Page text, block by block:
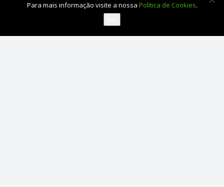
Para mais informação visite a nossa Política de Cookies.